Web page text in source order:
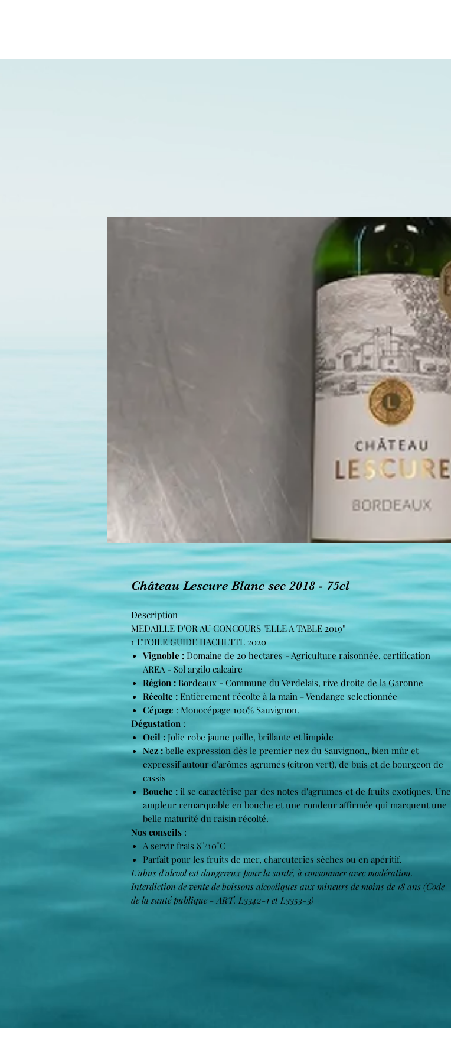
Château Lescure Blanc sec 2018 - 75cl
Description
MEDAILLE D'OR AU CONCOURS "ELLE A TABLE 2019"
1 ETOILE GUIDE HACHETTE 2020
Vignoble :Domaine de 20 hectares - Agriculture raisonnée, certification
AREA - Sol argilo calcaire
Région : Bordeaux - Commune du Verdelais, rive droite de la Garonne
Récolte : Entièrement récolte à la main - Vendange selectionnée
Cépage : Monocépage 100% Sauvignon.
Dégustation :
Oeil : Jolie robe jaune paille, brillante et limpide
Nez :belle expression dès le premier nez du Sauvignon,, bien mûr et
expressif autour d'arômes agrumés (citron vert), de buis et de bourgeon de
cassis
Bouche : il se caractérise par des notes d'agrumes et de fruits exotiques. Une
ampleur remarquable en bouche et une rondeur affirmée qui marquent une
belle maturité du raisin récolté.
Nos conseils :
A servir frais 8°/10°C
Parfait pour les fruits de mer, charcuteries sèches ou en apéritif.
L'abus d'alcool est dangereux pour la santé, à consommer avec modération.
Interdiction de vente de boissons alcooliques aux mineurs de moins de 18 ans (Code
de la santé publique - ART. L3342-1 et L3353-3)